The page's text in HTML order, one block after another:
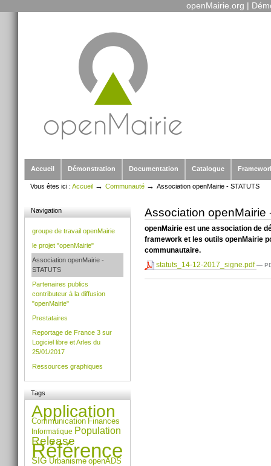
openMairie.org |
Accueil
Démonstration Documentation Catalogue
Vous êtes ici : Accueil → Communauté → Association openMairie - STATUTS
Navigation
groupe de travail openMairie
le projet "openMairie"
Association openMairie -
STATUTS
Partenaires publics
contributeur à la diffusion
"openMairie"
Prestataires
Reportage de France 3 sur
Logiciel libre et Arles du
25/01/2017
Ressources graphiques
Tags
Application
Communication Finances
Informatique Population
Release
Référence
SIG Urbanisme openADS
Association openMairie
openMairie est une association de
framework et les outils openMairie
communautaire.
statuts_14-12-2017_signe.pdf—